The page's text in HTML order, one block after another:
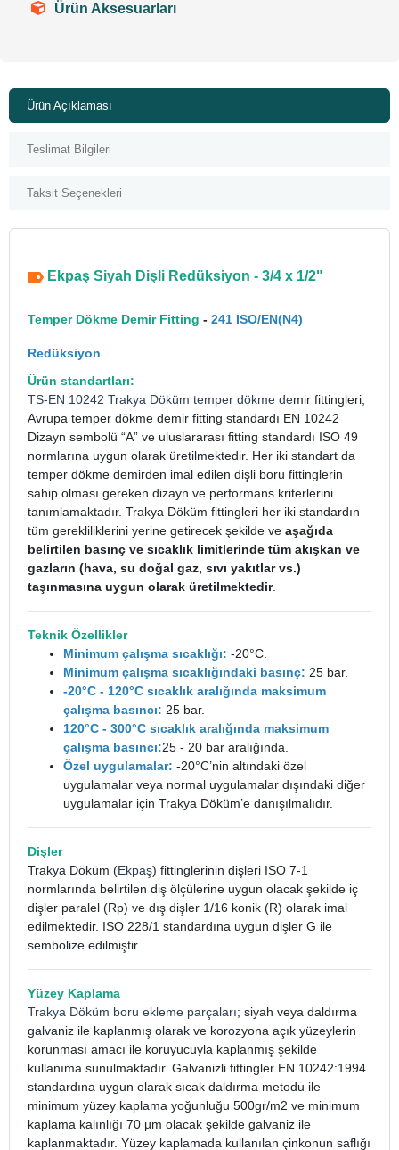
Ürün Aksesuarları
Ürün Açıklaması
Teslimat Bilgileri
Taksit Seçenekleri
Ekpaş Siyah Dişli Redüksiyon - 3/4 x 1/2"
Temper Dökme Demir Fitting - 241 ISO/EN(N4)
Redüksiyon
Ürün standartları:
TS-EN 10242 Trakya Döküm temper dökme demir fittingleri,
Avrupa temper dökme demir fitting standardı EN 10242
Dizayn sembolü “A” ve uluslararası fitting standardı ISO 49
normlarına uygun olarak üretilmektedir. Her iki standart da
temper dökme demirden imal edilen dişli boru fittinglerin
sahip olması gereken dizayn ve performans kriterlerini
tanımlamaktadır. Trakya Döküm fittingleri her iki standardın
tüm gerekliliklerini yerine getirecek şekilde ve aşağıda
belirtilen basınç ve sıcaklık limitlerinde tüm akışkan ve
gazların (hava, su doğal gaz, sıvı yakıtlar vs.)
taşınmasına uygun olarak üretilmektedir.
Teknik Özellikler
Minimum çalışma sıcaklığı: -20°C.
Minimum çalışma sıcaklığındaki basınç: 25 bar.
-20°C - 120°C sıcaklık aralığında maksimum
çalışma basıncı: 25 bar.
120°C - 300°C sıcaklık aralığında maksimum
çalışma basıncı:25 - 20 bar aralığında.
Özel uygulamalar: -20°C’nin altındaki özel
uygulamalar veya normal uygulamalar dışındaki diğer
uygulamalar için Trakya Döküm’e danışılmalıdır.
Dişler
Trakya Döküm (Ekpaş) fittinglerinin dişleri ISO 7-1
normlarında belirtilen diş ölçülerine uygun olacak şekilde iç
dişler paralel (Rp) ve dış dişler 1/16 konik (R) olarak imal
edilmektedir. ISO 228/1 standardına uygun dişler G ile
sembolize edilmiştir.
Yüzey Kaplama
Trakya Döküm boru ekleme parçaları; siyah veya daldırma
galvaniz ile kaplanmış olarak ve korozyona açık yüzeylerin
korunması amacı ile koruyucuyla kaplanmış şekilde
kullanıma sunulmaktadır. Galvanizli fittingler EN 10242:1994
standardına uygun olarak sıcak daldırma metodu ile
minimum yüzey kaplama yoğunluğu 500gr/m2 ve minimum
kaplama kalınlığı 70 µm olacak şekilde galvaniz ile
kaplanmaktadır. Yüzey kaplamada kullanılan çinkonun saflığı